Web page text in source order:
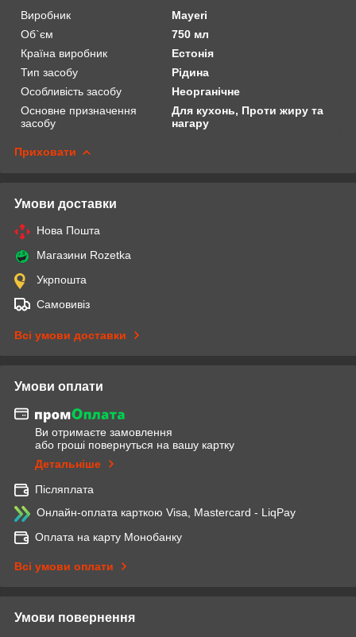
Виробник
Mayeri
Об`єм
750 мл
Країна виробник
Естонія
Тип засобу
Рідина
Особливість засобу
Неорганічне
Основне призначення
засобу
Для кухонь, Проти жиру та
нагару
Приховати
Умови доставки
Нова Пошта
Магазини Rozetka
Укрпошта
Самовивіз
Всі умови доставки
Умови оплати
Ви отримаєте замовлення
або гроші повернуться на вашу картку
Детальніше
Післяплата
Онлайн-оплата карткою Visa, Mastercard - LiqPay
Оплата на карту Монобанку
Всі умови оплати
Умови повернення